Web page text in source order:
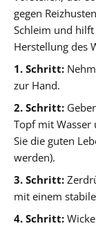
gegen
Schleim und
Herstellung des
1. Schritt:
zur Hand.
2. Schritt:
Topf mit Wasser
Sie die guten
werden).
3. Schritt:
mit einem
4. Schritt: